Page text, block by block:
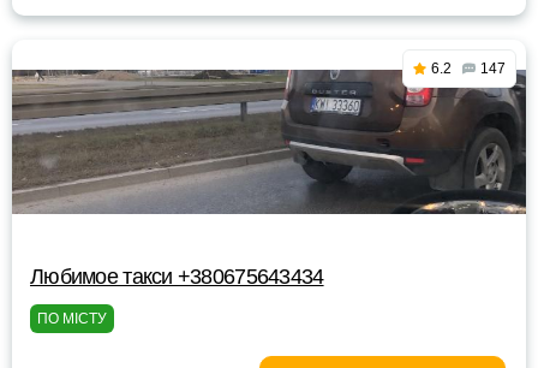
6.2 147
Любимое такси +380675643434
ПО МІСТУ